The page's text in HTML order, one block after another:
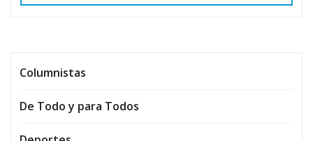
Columnistas
De Todo y para Todos